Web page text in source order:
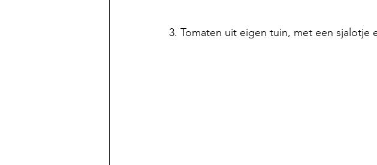
3. Tomaten uit eigen tuin, met een sjalotje